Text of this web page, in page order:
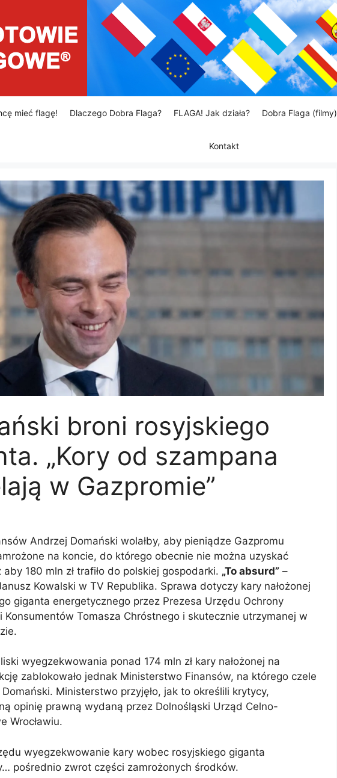
mieć flagę! Dlaczego Dobra Flaga? FLAGA! Jak działa? Dobra Flaga (filmy)
Kontakt
broni rosyjskiego
„Kory od szampana
w Gazpromie”
Andrzej Domański wolałby, aby pieniądze Gazpromu
na koncie, do którego obecnie nie można uzyskać
180 mln zł trafiło do polskiej gospodarki. „To absurd” –
Kowalski w TV Republika. Sprawa dotyczy kary nałożonej
giganta energetycznego przez Prezesa Urzędu Ochrony
Konsumentów Tomasza Chróstnego i skutecznie utrzymanej w
wyegzekwowania ponad 174 mln zł kary nałożonej na
zablokowało jednak Ministerstwo Finansów, na którego czele
Domański. Ministerstwo przyjęło, jak to określili krytycy,
opinię prawną wydaną przez Dolnośląski Urząd Celno-
Wrocławiu.
wyegzekwowanie kary wobec rosyjskiego giganta
pośrednio zwrot części zamrożonych środków.